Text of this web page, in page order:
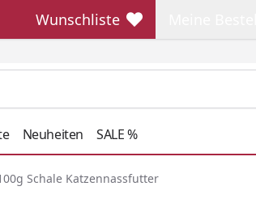
Wunschliste
Wunschliste
Neuheiten SALE %
Schale Katzennassfutter